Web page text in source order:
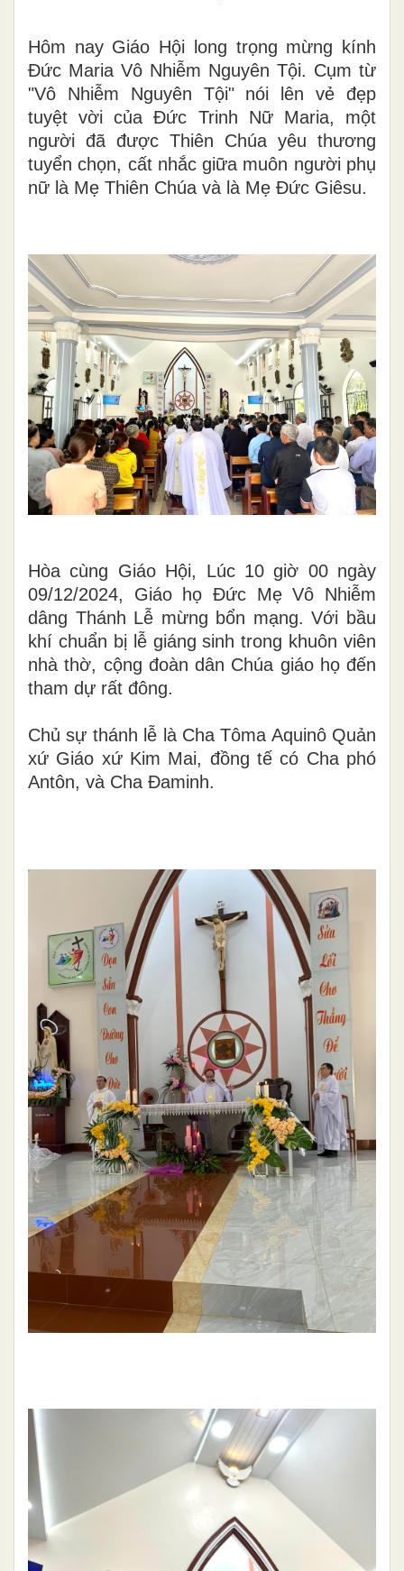
Hôm nay Giáo Hội long trọng mừng kính
Đức Maria Vô Nhiễm Nguyên Tội. Cụm từ
"Vô Nhiễm Nguyên Tội" nói lên vẻ đẹp
tuyệt vời của Đức Trinh Nữ Maria, một
người đã được Thiên Chúa yêu thương
tuyển chọn, cất nhắc giữa muôn người phụ
nữ là Mẹ Thiên Chúa và là Mẹ Đức Giêsu.
Hòa cùng Giáo Hội, Lúc 10 giờ 00 ngày
09/12/2024, Giáo họ Đức Mẹ Vô Nhiễm
dâng Thánh Lễ mừng bổn mạng. Với bầu
khí chuẩn bị lễ giáng sinh trong khuôn viên
nhà thờ, cộng đoàn dân Chúa giáo họ đến
tham dự rất đông.
Chủ sự thánh lễ là Cha Tôma Aquinô Quản
xứ Giáo xứ Kim Mai, đồng tế có Cha phó
Antôn, và Cha Đaminh.